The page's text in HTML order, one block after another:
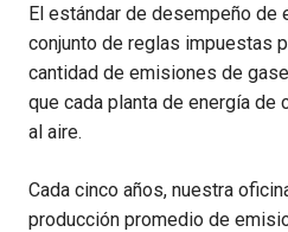
El estándar de desempeño de
conjunto de reglas impuestas
cantidad de emisiones de
que cada planta de energía de
al aire.
Cada cinco años, nuestra
producción promedio de